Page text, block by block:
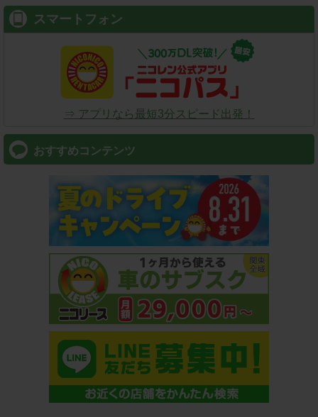
スマートフォン
⇒ アプリなら最短3分スピード出発！
おすすめコンテンツ